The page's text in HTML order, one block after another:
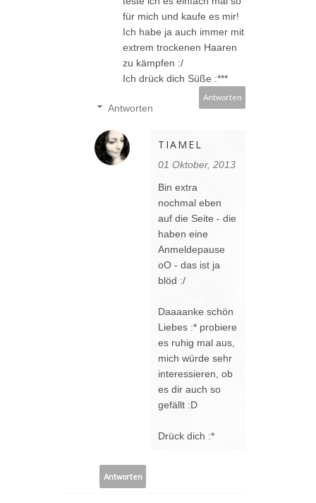
für mich und kaufe es mir!
Ich habe ja auch immer mit
extrem trockenen Haaren
zu kämpfen :/
Ich drück dich Süße :***
Antworten
Antworten
TIAMEL
01 Oktober, 2013
Bin extra
nochmal eben
auf die Seite - die
haben eine
Anmeldepause
oO - das ist ja
blöd :/
Daaaanke schön
Liebes :* probiere
es ruhig mal aus,
mich würde sehr
interessieren, ob
es dir auch so
gefällt :D
Drück dich :*
Antworten